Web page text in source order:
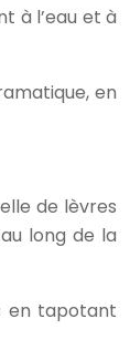
à l’eau et à
en
de lèvres
long de la
en tapotant